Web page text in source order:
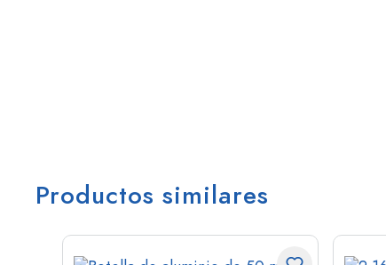
Productos similares